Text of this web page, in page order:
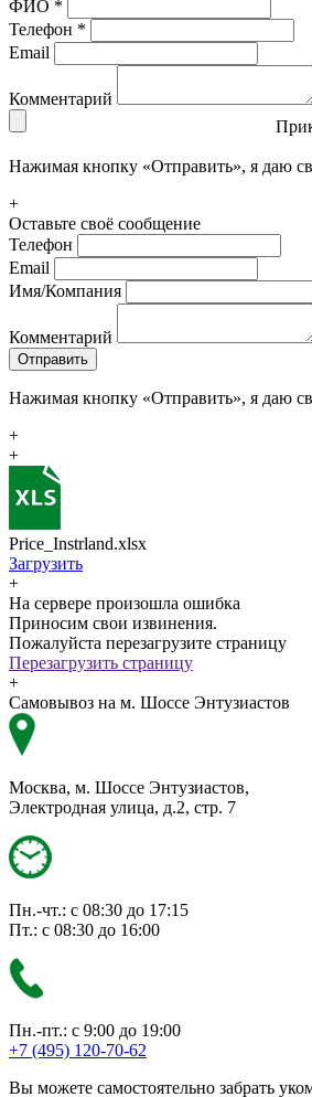
ФИО *
Телефон *
Email
Комментарий
Нажимая кнопку «Отправить», я даю
+
Оставьте своё сообщение
Телефон
Email
Имя/Компания
Комментарий
Отправить
Нажимая кнопку «Отправить», я даю
+
+
Price_Instrland.xlsx
Загрузить
+
На сервере произошла ошибка
Приносим свои извинения.
Пожалуйста перезагрузите страницу
Перезагрузить страницу
+
Самовывоз на м. Шоссе Энтузиастов
Москва, м. Шоссе Энтузиастов,
Электродная улица, д.2, стр. 7
Пн.-чт.: с 08:30 до 17:15
Пт.: с 08:30 до 16:00
Пн.-пт.: с 9:00 до 19:00
+7 (495) 120-70-62
Вы можете самостоятельно забрать